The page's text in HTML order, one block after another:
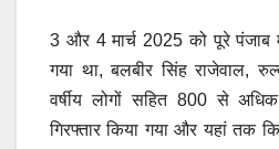
3 और 4 मार्च 2025 को पूरे पंजाब
गया था, बलबीर सिंह राजेवाल,
वर्षीय लोगों सहित 800 से
गिरफ्तार किया गया और यहां तक